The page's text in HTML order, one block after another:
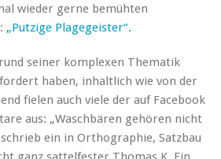
wieder gerne bemühten
„Putzige Plagegeister“.
seiner komplexen Thematik
haben, inhaltlich wie von der
fielen auch viele der auf Facebook
aus: „Waschbären gehören nicht
ein in Orthographie, Satzbau